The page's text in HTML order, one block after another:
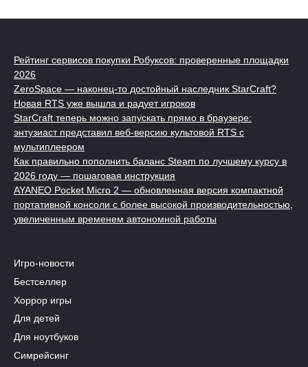
Рейтинг сервисов покупки Робуксов: проверенные площадки
2026
ZeroSpace — наконец-то достойный наследник StarCraft?
Новая RTS уже вышла и радует игроков
StarCraft теперь можно запускать прямо в браузере:
энтузиаст представил веб-версию культовой RTS с
мультиплеером
Как правильно пополнить баланс Steam по лучшему курсу в
2026 году — пошаговая инструкция
AYANEO Pocket Micro 2 — обновленная версия компактной
портативной консоли с более высокой производительностью,
увеличенным временем автономной работы
Игро-новости
Бестселлер
Хоррор игры
Для детей
Для ноутбуков
Симрейсинг